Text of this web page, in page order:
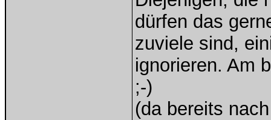
dürfen das
zuviele sind,
ignorieren. Am
;-)
(da bereits